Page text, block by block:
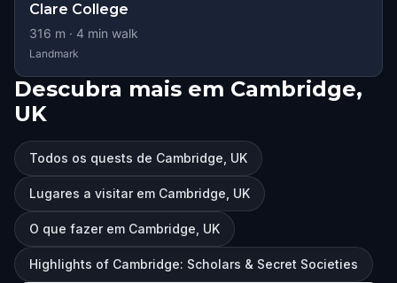
Clare College
316 m · 4 min walk
Landmark
Descubra mais em Cambridge,
UK
Todos os quests de Cambridge, UK
Lugares a visitar em Cambridge, UK
O que fazer em Cambridge, UK
Highlights of Cambridge: Scholars & Secret Societies